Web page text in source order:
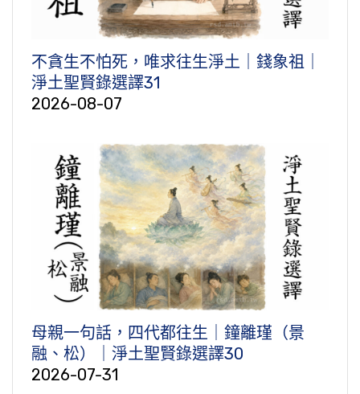
不貪生不怕死，唯求往生淨土｜錢象祖｜
淨土聖賢錄選譯31
2026-08-07
母親一句話，四代都往生｜鐘離瑾（景
融、松）｜淨土聖賢錄選譯30
2026-07-31